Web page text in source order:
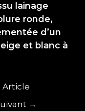
lainage
ronde,
d’un
et blanc à
Article
→